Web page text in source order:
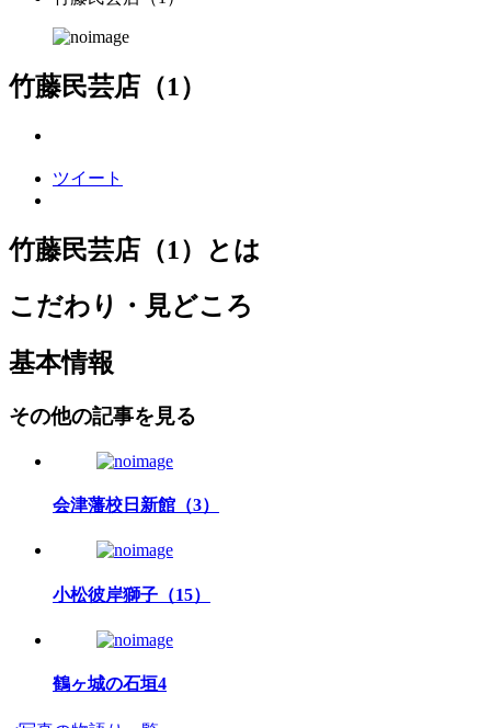
竹藤民芸店（1）
ツイート
竹藤民芸店（1）とは
こだわり・見どころ
基本情報
その他の記事を見る
会津藩校日新館（3）
小松彼岸獅子（15）
鶴ヶ城の石垣4